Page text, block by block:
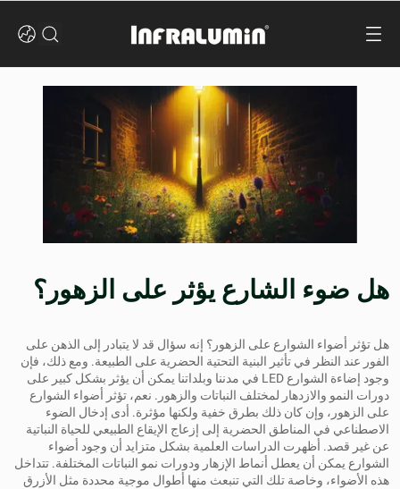
هل ضوء الشارع يؤثر على الزهور؟
هل تؤثر أضواء الشوارع على الزهور؟ إنه سؤال قد لا يتبادر إلى الذهن على
الفور عند النظر في تأثير البنية التحتية الحضرية على الطبيعة. ومع ذلك، فإن
وجود إضاءة الشوارع LED
في مدننا وبلداتنا يمكن أن يؤثر بشكل كبير على
دورات النمو والازدهار لمختلف النباتات والزهور. نعم، تؤثر أضواء الشوارع
على الزهور، وإن كان ذلك بطرق خفية ولكنها مؤثرة. أدى إدخال الضوء
الاصطناعي في المناطق الحضرية إلى إزعاج الإيقاع الطبيعي للحياة النباتية
عن غير قصد. أظهرت الدراسات العلمية بشكل متزايد أن وجود أضواء
الشوارع يمكن أن يعطل أنماط الإزهار ودورات نمو النباتات المختلفة. تتداخل
هذه الأضواء، وخاصة تلك التي تنبعث منها أطوال موجية محددة مثل الأزرق